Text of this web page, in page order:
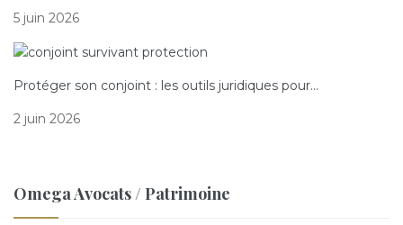
5 juin 2026
Protéger son conjoint : les outils juridiques pour…
2 juin 2026
Omega Avocats / Patrimoine